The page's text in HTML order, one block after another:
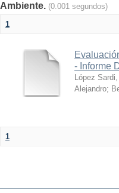
Ambiente. (0.001 segundos)
1
- Informe
López
Alejandro;
1